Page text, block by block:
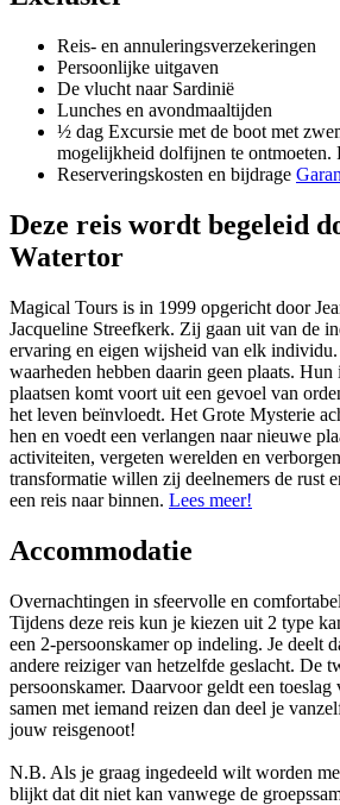
Reis- en annuleringsverzekeringen
Persoonlijke uitgaven
De vlucht naar Sardinië
Lunches en avondmaaltijden
½ dag Excursie met de boot met
mogelijkheid dolfijnen te ontmoeten.
Reserveringskosten en bijdrage
Deze reis wordt begeleid
Watertor
Magical Tours is in 1999 opgericht door
Jacqueline Streefkerk. Zij gaan uit van de
ervaring en eigen wijsheid van elk individu.
waarheden hebben daarin geen plaats.
plaatsen komt voort uit een gevoel van
het leven beïnvloedt. Het Grote Mysterie
hen en voedt een verlangen naar nieuwe
activiteiten, vergeten werelden en
transformatie willen zij deelnemers de rust
een reis naar binnen. Lees meer!
Accommodatie
Overnachtingen in sfeervolle en
Tijdens deze reis kun je kiezen uit 2 type
een 2-persoonskamer op indeling. Je deelt
andere reiziger van hetzelfde geslacht. De
persoonskamer. Daarvoor geldt een
samen met iemand reizen dan deel je
jouw reisgenoot!
N.B. Als je graag ingedeeld wilt worden
blijkt dat dit niet kan vanwege de